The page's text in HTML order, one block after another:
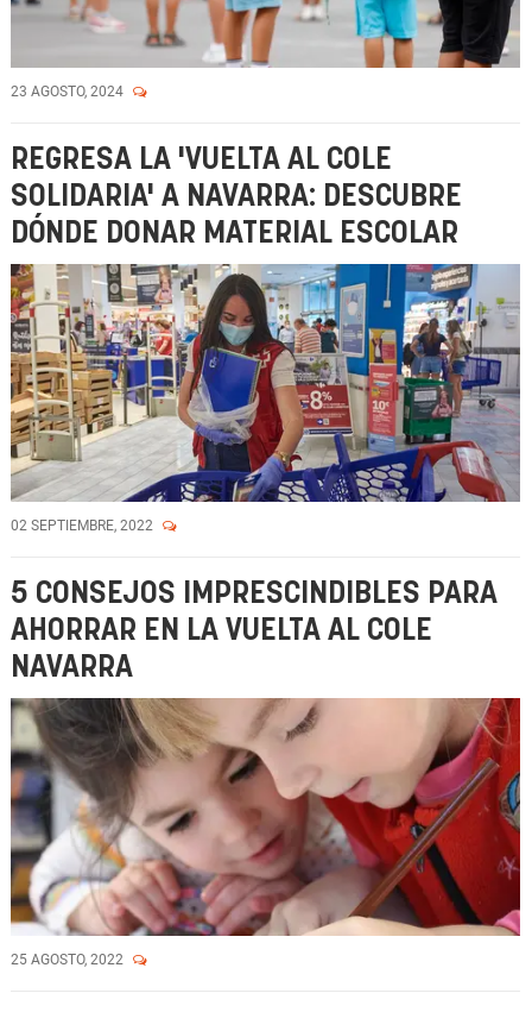
23 AGOSTO, 2024
REGRESA LA 'VUELTA AL COLE
SOLIDARIA' A NAVARRA: DESCUBRE
DÓNDE DONAR MATERIAL ESCOLAR
02 SEPTIEMBRE, 2022
5 CONSEJOS IMPRESCINDIBLES PARA
AHORRAR EN LA VUELTA AL COLE
NAVARRA
25 AGOSTO, 2022